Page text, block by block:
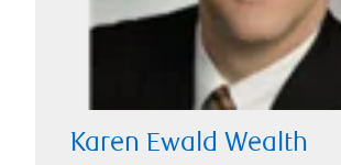
Karen Ewald Wealth